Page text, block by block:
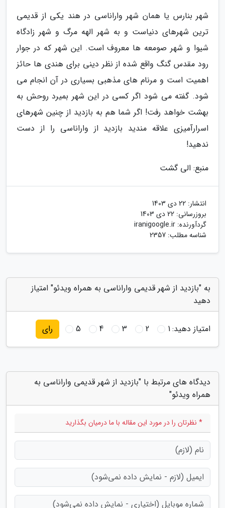
شهر بنارس یا همان شهر واراناسی در هند یکی از قدیمی
ترین شهرهای دنیاست و به شهر الهه مرگ و شهر زادگاه
شیوا و شهر صومعه ها معروف است. این شهر که در جوار
رود مقدس گنگ واقع شده از نظر دینی برای هندی ها حائز
اهمیت است و مرنام های مذهبی بسیاری در آن انجام می
شود. گفته می شود اگر کسی در این شهر بمیرد روحش به
بهشت خواهد رفت! اگر شما هم به بازدید از چنین شهرهای
اسرارآمیزی علاقه مندید بازدید از واراناسی را از دست
ندهید!
منبع: الی گشت
انتشار: 22 دی 1403
بروزرسانی: 22 دی 1403
گردآورنده: iranigoogle.ir
شناسه مطلب: 2357
به "بازدید از شهر قدیمی واراناسی به همراه ویدئو" امتیاز
دهید
امتیاز دهید:1
2
3
4
5 رای
دیدگاه های مرتبط با "بازدید از شهر قدیمی واراناسی به
همراه ویدئو"
* نظرتان را در مورد این مقاله با ما درمیان بگذارید